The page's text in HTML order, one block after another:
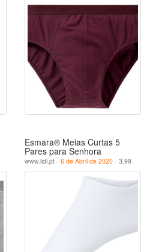
Esmara® Meias Curtas 5
Pares para Senhora
www.lidl.pt - 6 de Abril de 2020 - 3.99